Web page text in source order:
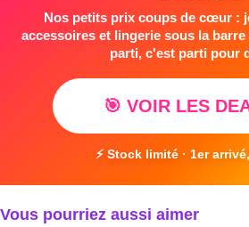
Nos petits prix coups de cœur :
accessoires et lingerie sous la barre
parti, c'est parti pour
🎯 VOIR LES
⚡ Stock limité · 1er
Vous pourriez aussi aimer